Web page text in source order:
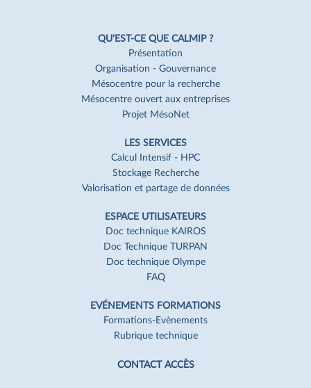
QU'EST-CE QUE CALMIP ?
Présentation
Organisation - Gouvernance
Mésocentre pour la recherche
Mésocentre ouvert aux entreprises
Projet MésoNet
LES SERVICES
Calcul Intensif - HPC
Stockage Recherche
Valorisation et partage de données
ESPACE UTILISATEURS
Doc technique KAIROS
Doc Technique TURPAN
Doc technique Olympe
FAQ
EVÉNEMENTS FORMATIONS
Formations-Evènements
Rubrique technique
CONTACT ACCÈS